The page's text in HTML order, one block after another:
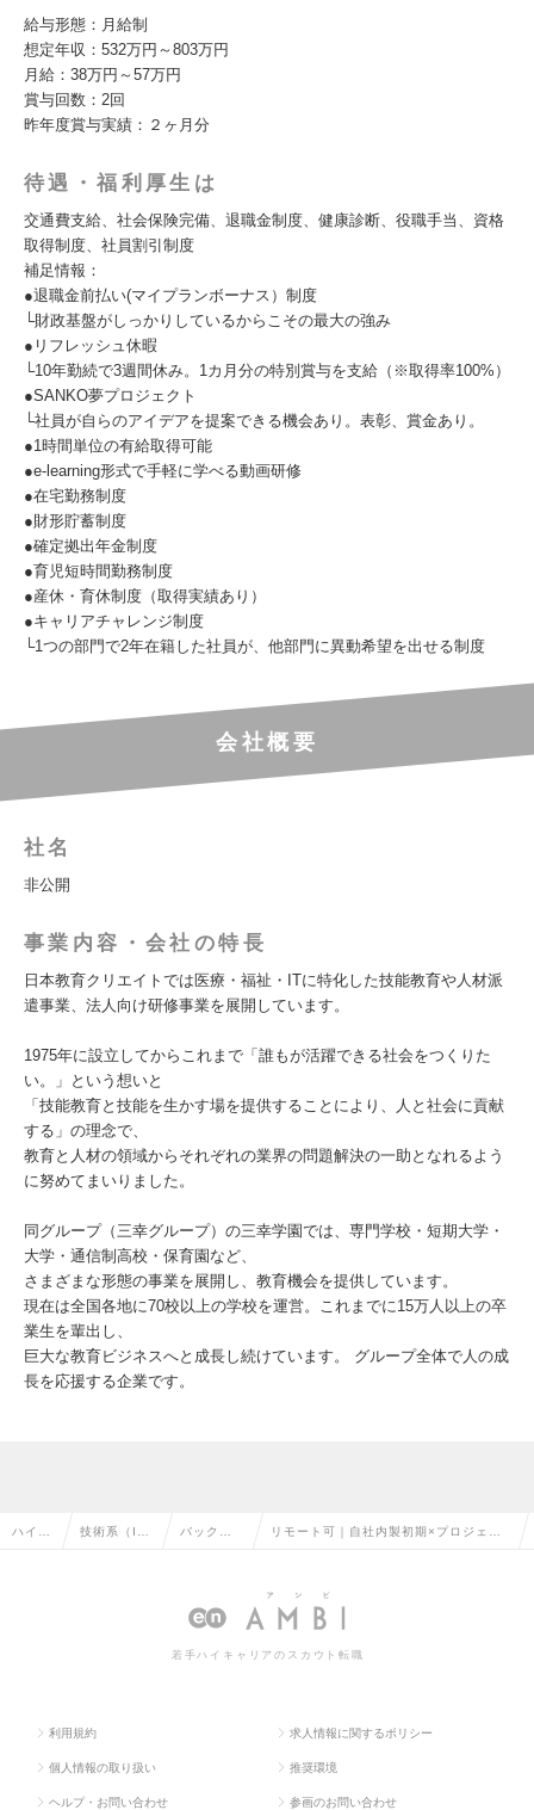
給与形態：月給制
想定年収：532万円～803万円
月給：38万円～57万円
賞与回数：2回
昨年度賞与実績：２ヶ月分
待遇・福利厚生は
交通費支給、社会保険完備、退職金制度、健康診断、役職手当、資格
取得制度、社員割引制度
補足情報：
●退職金前払い(マイプランボーナス）制度
└財政基盤がしっかりしているからこその最大の強み
●リフレッシュ休暇
└10年勤続で3週間休み。1カ月分の特別賞与を支給（※取得率100%）
●SANKO夢プロジェクト
└社員が自らのアイデアを提案できる機会あり。表彰、賞金あり。
●1時間単位の有給取得可能
●e-learning形式で手軽に学べる動画研修
●在宅勤務制度
●財形貯蓄制度
●確定拠出年金制度
●育児短時間勤務制度
●産休・育休制度（取得実績あり）
●キャリアチャレンジ制度
└1つの部門で2年在籍した社員が、他部門に異動希望を出せる制度
会社概要
社名
非公開
事業内容・会社の特長
日本教育クリエイトでは医療・福祉・ITに特化した技能教育や人材派
遣事業、法人向け研修事業を展開しています。
1975年に設立してからこれまで「誰もが活躍できる社会をつくりた
い。」という想いと
「技能教育と技能を生かす場を提供することにより、人と社会に貢献
する」の理念で、
教育と人材の領域からそれぞれの業界の問題解決の一助となれるよう
に努めてまいりました。
同グループ（三幸グループ）の三幸学園では、専門学校・短期大学・
大学・通信制高校・保育園など、
さまざまな形態の事業を展開し、教育機会を提供しています。
現在は全国各地に70校以上の学校を運営。これまでに15万人以上の卒
業生を輩出し、
巨大な教育ビジネスへと成長し続けています。 グループ全体で人の成
長を応援する企業です。
ハイク 技術系（I バックエ
ジニアの
リモート可｜自社内製初期×プロジェク
金前払い制度｜転勤なしの求人情報
若手ハイキャリアのスカウト転職
利用規約 求人情報に関するポリシー
個人情報の取り扱い 推奨環境
ヘルプ・お問い合わせ 参画のお問い合わせ